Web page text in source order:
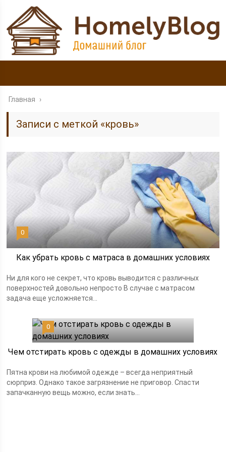
Главная ›
Записи с меткой «кровь»
0
Как убрать кровь с матраса в домашних условиях
Ни для кого не секрет, что кровь выводится с различных
поверхностей довольно непросто В случае с матрасом
задача еще усложняется...
0
Чем отстирать кровь с одежды в домашних условиях
Пятна крови на любимой одежде – всегда неприятный
сюрприз. Однако такое загрязнение не приговор. Спасти
запачканную вещь можно, если знать...